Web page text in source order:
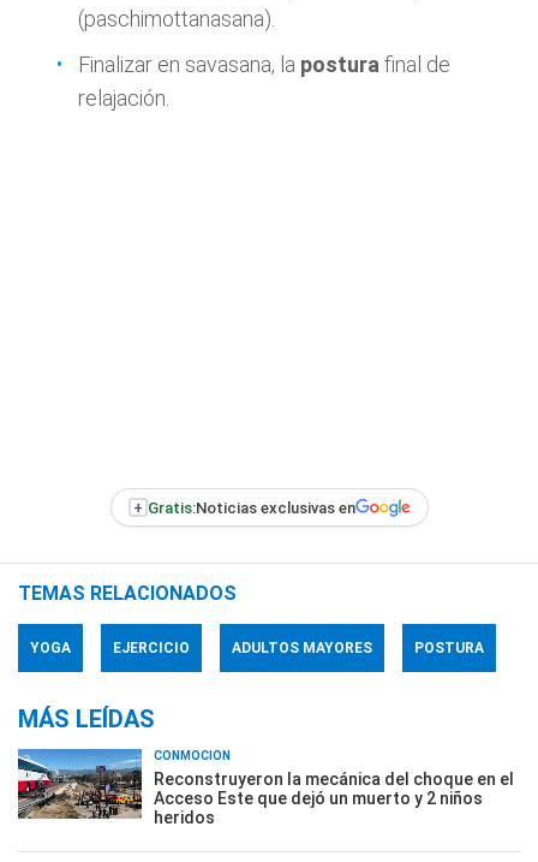
(paschimottanasana).
Finalizar en savasana, la posturafinal de
relajación.
+ Gratis:Noticias exclusivas en
TEMAS RELACIONADOS
YOGA EJERCICIO ADULTOS MAYORES POSTURA
MÁS LEÍDAS
CONMOCIÓN
Reconstruyeron la mecánica del choque en el
Acceso Este que dejó un muerto y 2 niños
heridos